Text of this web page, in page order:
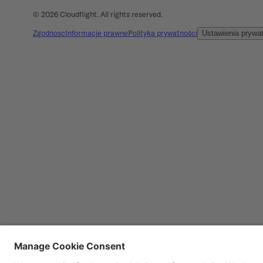
© 2026Cloudflight. All rights reserved.
ZgodnoscInformacje prawnePolityka prywatności Ustawienia